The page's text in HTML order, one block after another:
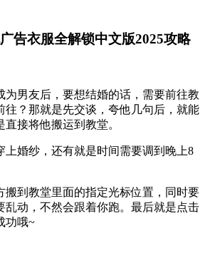
告衣服全解锁中文版2025攻略
为男友后，要想结婚的话，需要前往教
往？那就是先交谈，夸他几句后，就能
接将他搬运到教堂。
上婚纱，还有就是时间需要调到晚上8
搬到教堂里面的指定光标位置，同时要
乱动，不然会跟着你跑。最后就是点击
功哦~